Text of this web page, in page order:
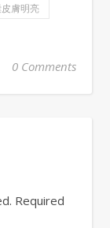
膚明亮
0 Comments
Required